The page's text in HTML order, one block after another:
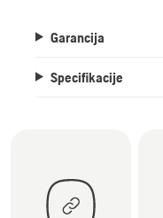
Garancija
Specifikacije